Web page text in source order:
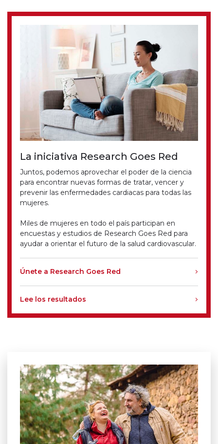
La iniciativa Research Goes Red
Juntos, podemos aprovechar el poder de la ciencia
para encontrar nuevas formas de tratar, vencer y
prevenir las enfermedades cardiacas para todas las
mujeres.
Miles de mujeres en todo el país participan en
encuestas y estudios de Research Goes Red para
ayudar a orientar el futuro de la salud cardiovascular.
Únete a Research Goes Red
Lee los resultados